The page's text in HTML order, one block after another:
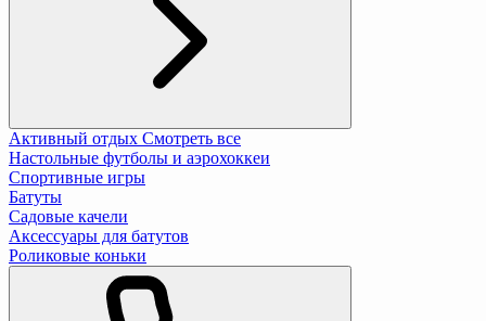
Активный отдых Смотреть все
Настольные футболы и аэрохоккеи
Спортивные игры
Батуты
Садовые качели
Аксессуары для батутов
Роликовые коньки